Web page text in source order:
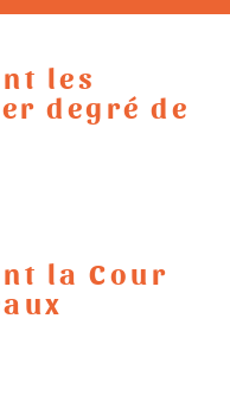
les
degré de
la Cour